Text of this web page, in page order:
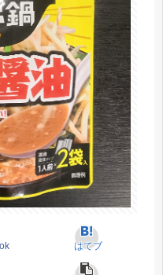
はてブ